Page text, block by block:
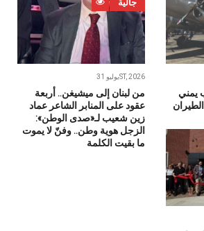
جالية
يوليو 31ST, 2026
من لبنان إلى ميشيغن.. أربعة
عقود على المنابر الشاعر عماد
زين شعيب لـ«صدى الوطن»:
الزجل هوية وطن.. وفنّ لا يموت
ما بقيت الكلمة
يمني